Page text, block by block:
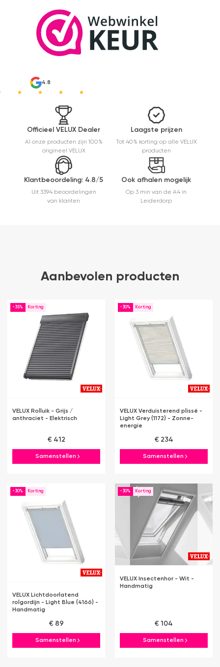
Maar
installatie
is echt
heel
en kreukt
4.8
Officieel VELUX Dealer
Al onze producten zijn 100%
origineel VELUX
Laagste prijzen
Tot 40% korting op alle VELUX
producten
Klantbeoordeling: 4.8/5
Uit 3394 beoordelingen
van klanten
Ook afhalen mogelijk
Op 3 min van de A4 in
Leiderdorp
Aanbevolen producten
-35%
VELUX Rolluik - Grijs /
anthraciet - Elektrisch
€ 412
Samenstellen
-30%
VELUX Verduisterend plissé -
Light Grey (1172) - Zonne-
energie
€ 234
Samenstellen
-30%
VELUX Lichtdoorlatend
rolgordijn - Light Blue (4166) -
Handmatig
€ 89
Samenstellen
-30%
VELUX Insectenhor - Wit -
Handmatig
€ 104
Samenstellen